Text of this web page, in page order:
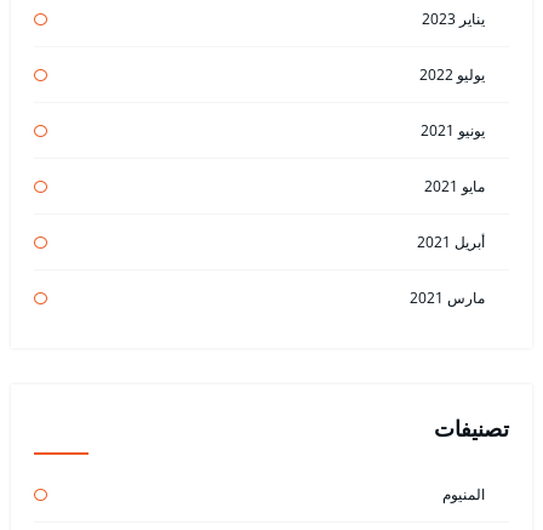
يناير 2023
يوليو 2022
يونيو 2021
مايو 2021
أبريل 2021
مارس 2021
تصنيفات
المنيوم